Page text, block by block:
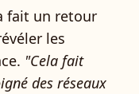
fait un retour
les
"Cela fait
des réseaux